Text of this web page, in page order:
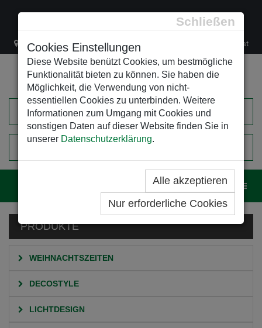
Schließen
Cookies Einstellungen
Diese Website benützt Cookies, um bestmögliche
Funktionalität bieten zu können. Sie haben die
Möglichkeit, die Verwendung von nicht-
essentiellen Cookies zu unterbinden. Weitere
Informationen zum Umgang mit Cookies und
sonstigen Daten auf dieser Website finden Sie in
unserer Datenschutzerklärung.
Alle akzeptieren
Nur erforderliche Cookies
Lacknergasse 78 +43/1/470 37 00 office@leso.at
EINKAUFSWAGEN
PRODUKTE
WEIHNACHTSZEITEN
DECOSTYLE
LICHTDESIGN